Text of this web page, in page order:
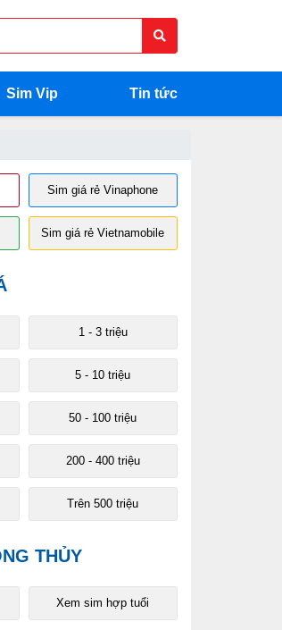
Sim Vip Tin tức
Sim giá rẻ Vinaphone
Sim giá rẻ Vietnamobile
1 - 3 triệu
5 - 10 triệu
50 - 100 triệu
200 - 400 triệu
Trên 500 triệu
THỦY
Xem sim hợp tuổi